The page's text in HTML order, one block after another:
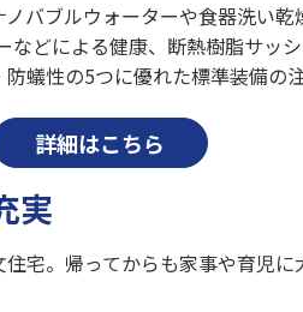
バブルウォーターや食器洗い
どによる健康、断熱樹脂サッ
蟻性の5つに優れた標準装備の注
詳細はこちら
実
宅。帰ってからも家事や育児